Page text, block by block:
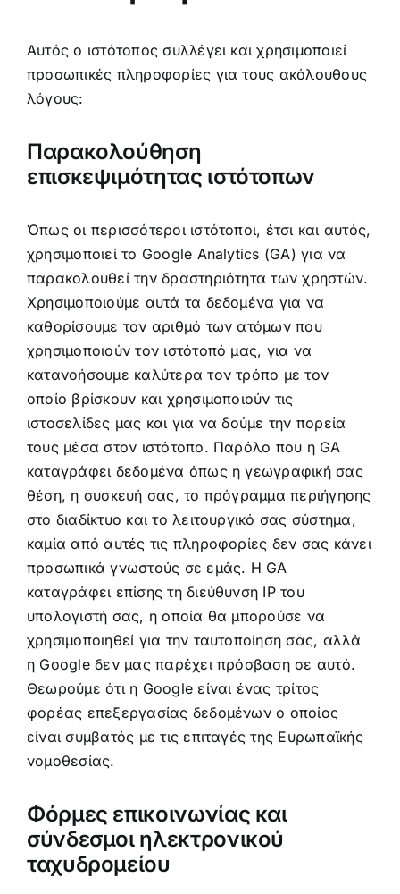
Αυτός ο ιστότοπος συλλέγει και χρησιμοποιεί
προσωπικές πληροφορίες για τους ακόλουθους
λόγους:
Παρακολούθηση
επισκεψιμότητας ιστότοπων
Όπως οι περισσότεροι ιστότοποι, έτσι και αυτός,
χρησιμοποιεί το Google Analytics (GA) για να
παρακολουθεί την δραστηριότητα των χρηστών.
Χρησιμοποιούμε αυτά τα δεδομένα για να
καθορίσουμε τον αριθμό των ατόμων που
χρησιμοποιούν τον ιστότοπό μας, για να
κατανοήσουμε καλύτερα τον τρόπο με τον
οποίο βρίσκουν και χρησιμοποιούν τις
ιστοσελίδες μας και για να δούμε την πορεία
τους μέσα στον ιστότοπο. Παρόλο που η GA
καταγράφει δεδομένα όπως η γεωγραφική σας
θέση, η συσκευή σας, το πρόγραμμα περιήγησης
στο διαδίκτυο και το λειτουργικό σας σύστημα,
καμία από αυτές τις πληροφορίες δεν σας κάνει
προσωπικά γνωστούς σε εμάς. Η GA
καταγράφει επίσης τη διεύθυνση IP του
υπολογιστή σας, η οποία θα μπορούσε να
χρησιμοποιηθεί για την ταυτοποίηση σας, αλλά
η Google δεν μας παρέχει πρόσβαση σε αυτό.
Θεωρούμε ότι η Google είναι ένας τρίτος
φορέας επεξεργασίας δεδομένων ο οποίος
είναι συμβατός με τις επιταγές της Ευρωπαϊκής
νομοθεσίας.
Φόρμες επικοινωνίας και
σύνδεσμοι ηλεκτρονικού
ταχυδρομείου